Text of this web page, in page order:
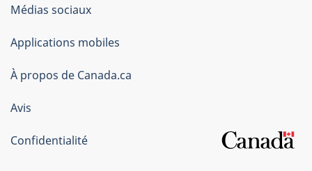
Organisation
du
gouvernement
du
Canada
Médias sociaux
Applications mobiles
À propos de Canada.ca
Avis
Confidentialité